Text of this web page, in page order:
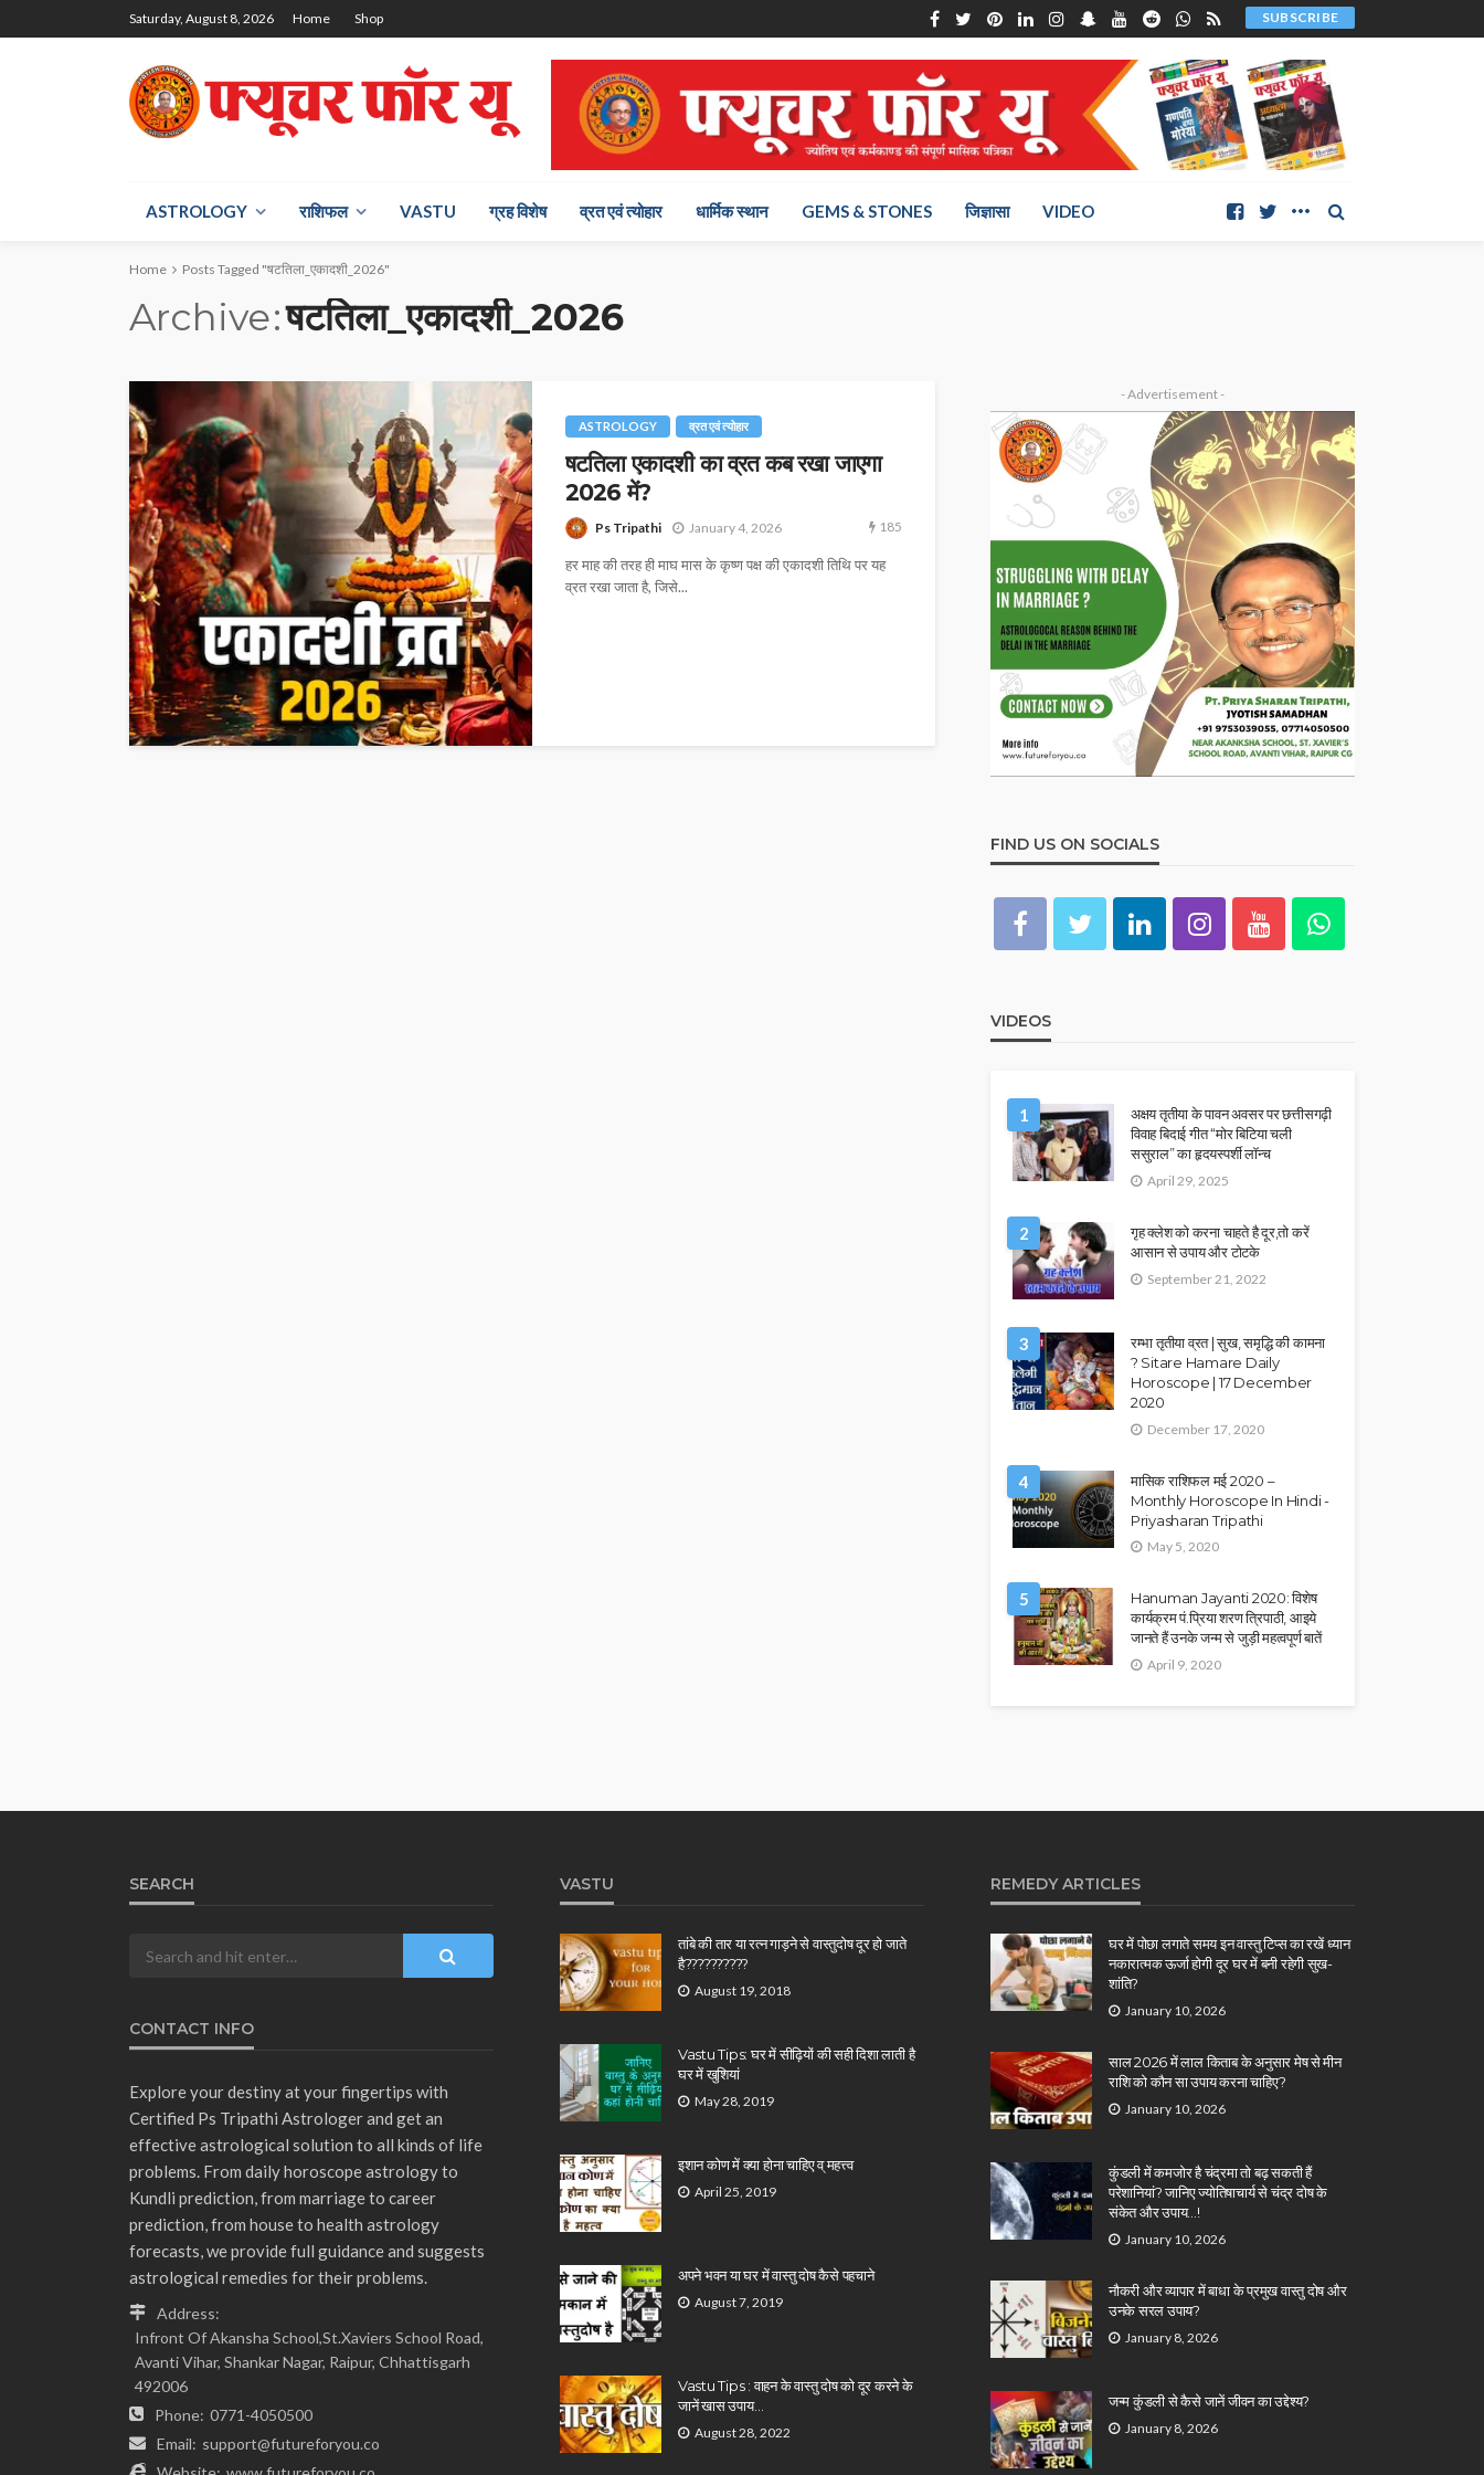
Saturday, August 8, 2026 Home Shop SUBSCRIBE
ASTROLOGY राश‍िफल VASTU ग्रह विशेष व्रत एवं त्योहार धार्मिक स्थान GEMS & STONES जिज्ञासा VIDEO
Home Posts Tagged "षटतिला_एकादशी_2026"
Archive षटतिला_एकादशी_2026
ASTROLOGY व्रत एवं त्योहार
षटतिला एकादशी का व्रत कब रखा जाएगा
2026 में?
Ps Tripathi January 4, 2026 185
हर माह की तरह ही माघ मास के कृष्ण पक्ष की एकादशी तिथि पर यह
व्रत रखा जाता है, जिसे...
- Advertisement -
FIND US ON SOCIALS
VIDEOS
1
अक्षय तृतीया के पावन अवसर पर छत्तीसगढ़ी
विवाह बिदाई गीत “मोर बिटिया चली
ससुराल” का हृदयस्पर्शी लॉन्च
April 29, 2025
2
गृह क्लेश को करना चाहते है दूर,तो करें
आसान से उपाय और टोटके
September 21, 2022
3
रम्भा तृतीया व्रत | सुख, समृद्धि की कामना
? Sitare Hamare Daily
Horoscope | 17 December
2020
December 17, 2020
4
मासिक राशिफल मई 2020 –
Monthly Horoscope In Hindi -
Priyasharan Tripathi
May 5, 2020
5
Hanuman Jayanti 2020: विशेष
कार्यक्रम पं.प्रिया शरण त्रिपाठी, आइये
जानते हैं उनके जन्म से जुड़ी महत्वपूर्ण बातें
April 9, 2020
SEARCH
CONTACT INFO
Explore your destiny at your fingertips with
Certified Ps Tripathi Astrologer and get an
effective astrological solution to all kinds of life
problems. From daily horoscope astrology to
Kundli prediction, from marriage to career
prediction, from house to health astrology
forecasts, we provide full guidance and suggests
astrological remedies for their problems.
Address:
Infront Of Akansha School,St.Xaviers School Road,
Avanti Vihar, Shankar Nagar, Raipur, Chhattisgarh
492006
Phone: 0771-4050500
Email: support@futureforyou.co
VASTU
तांबे की तार या रत्न गाड़ने से वास्तुदोष दूर हो जाते
है??????????
August 19, 2018
Vastu Tips: घर में सीढ़ियों की सही दिशा लाती है
घर में खुशियां
May 28, 2019
इशान कोण में क्या होना चाहिए व् महत्त्व
April 25, 2019
अपने भवन या घर में वास्तु दोष कैसे पहचाने
August 7, 2019
Vastu Tips : वाहन के वास्तु दोष को दूर करने के
जानें खास उपाय…
August 28, 2022
REMEDY ARTICLES
घर में पोछा लगाते समय इन वास्तु टिप्स का रखें ध्यान
नकारात्मक ऊर्जा होगी दूर घर में बनी रहेगी सुख-
शांति?
January 10, 2026
साल 2026 में लाल किताब के अनुसार मेष से मीन
राशि को कौन सा उपाय करना चाहिए?
January 10, 2026
कुंडली में कमजोर है चंद्रमा तो बढ़ सकती हैं
परेशानियां? जानिए ज्योतिषाचार्य से चंद्र दोष के
संकेत और उपाय…!
January 10, 2026
नौकरी और व्यापार में बाधा के प्रमुख वास्तु दोष और
उनके सरल उपाय?
January 8, 2026
जन्म कुंडली से कैसे जानें जीवन का उद्देश्य?
January 8, 2026